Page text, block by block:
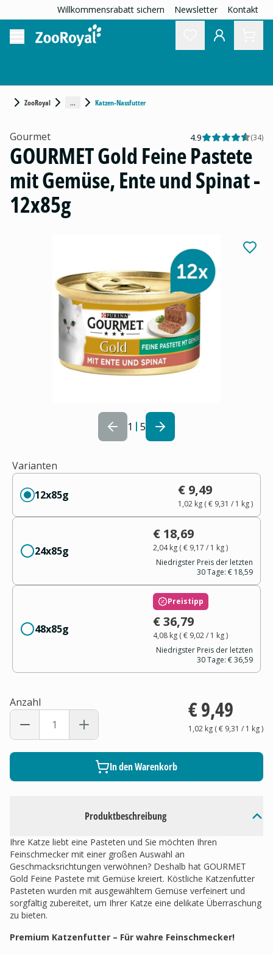
Willkommensrabatt sichern Newsletter Kontakt
ZooRoyal ... Katzen-Nassfutter
1 5
Produktbeschreibung
Ihre Katze liebt eine Pasteten und Sie möchten Ihren
Feinschmecker mit einer großen Auswahl an
Geschmacksrichtungen verwöhnen? Deshalb hat GOURMET
Gold Feine Pastete mit Gemüse kreiert. Köstliche Katzenfutter
Pasteten wurden mit ausgewähltem Gemüse verfeinert und
sorgfältig zubereitet, um Ihrer Katze eine delikate Überraschung
zu bieten.
Premium Katzenfutter – Für wahre Feinschmecker!
Gourmet 4.9 (34)
GOURMET Gold Feine Pastete
mit Gemüse, Ente und Spinat -
12x85g
Varianten
12x85g € 9,49
1,02 kg(€ 9,31 / 1 kg)
24x85g
€ 18,69
2,04 kg(€ 9,17 / 1 kg)
Niedrigster Preis der letzten
30 Tage: € 18,59
48x85g
Preistipp
€ 36,79
4,08 kg(€ 9,02/ 1 kg)
Niedrigster Preis der letzten
30 Tage: € 36,59
Anzahl € 9,49
1,02 kg(€ 9,31 / 1 kg)
In den Warenkorb